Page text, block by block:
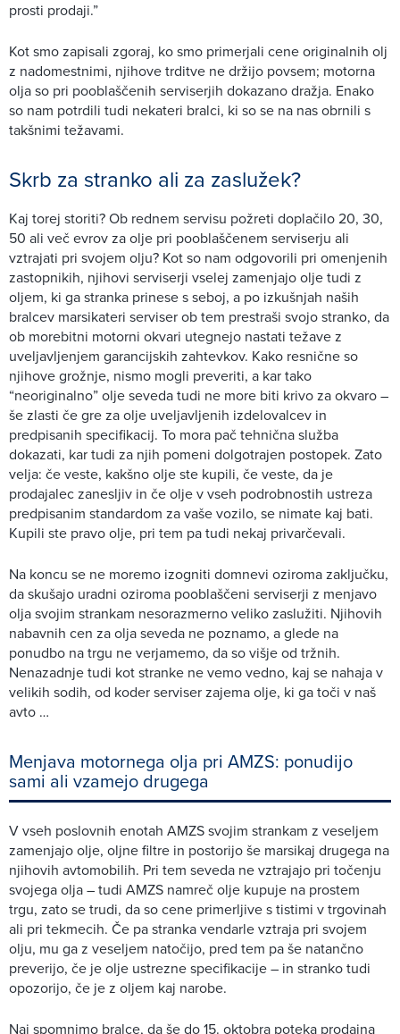
prosti prodaji.”
Kot smo zapisali zgoraj, ko smo primerjali cene originalnih olj
z nadomestnimi, njihove trditve ne držijo povsem; motorna
olja so pri pooblaščenih serviserjih dokazano dražja. Enako
so nam potrdili tudi nekateri bralci, ki so se na nas obrnili s
takšnimi težavami.
Skrb za stranko ali za zaslužek?
Kaj torej storiti? Ob rednem servisu požreti doplačilo 20, 30,
50 ali več evrov za olje pri pooblaščenem serviserju ali
vztrajati pri svojem olju? Kot so nam odgovorili pri omenjenih
zastopnikih, njihovi serviserji vselej zamenjajo olje tudi z
oljem, ki ga stranka prinese s seboj, a po izkušnjah naših
bralcev marsikateri serviser ob tem prestraši svojo stranko, da
ob morebitni motorni okvari utegnejo nastati težave z
uveljavljenjem garancijskih zahtevkov. Kako resnične so
njihove grožnje, nismo mogli preveriti, a kar tako
“neoriginalno” olje seveda tudi ne more biti krivo za okvaro –
še zlasti če gre za olje uveljavljenih izdelovalcev in
predpisanih specifikacij. To mora pač tehnična služba
dokazati, kar tudi za njih pomeni dolgotrajen postopek. Zato
velja: če veste, kakšno olje ste kupili, če veste, da je
prodajalec zanesljiv in če olje v vseh podrobnostih ustreza
predpisanim standardom za vaše vozilo, se nimate kaj bati.
Kupili ste pravo olje, pri tem pa tudi nekaj privarčevali.
Na koncu se ne moremo izogniti domnevi oziroma zaključku,
da skušajo uradni oziroma pooblaščeni serviserji z menjavo
olja svojim strankam nesorazmerno veliko zaslužiti. Njihovih
nabavnih cen za olja seveda ne poznamo, a glede na
ponudbo na trgu ne verjamemo, da so višje od tržnih.
Nenazadnje tudi kot stranke ne vemo vedno, kaj se nahaja v
velikih sodih, od koder serviser zajema olje, ki ga toči v naš
avto …
Menjava motornega olja pri AMZS: ponudijo
sami ali vzamejo drugega
V vseh poslovnih enotah AMZS svojim strankam z veseljem
zamenjajo olje, oljne filtre in postorijo še marsikaj drugega na
njihovih avtomobilih. Pri tem seveda ne vztrajajo pri točenju
svojega olja – tudi AMZS namreč olje kupuje na prostem
trgu, zato se trudi, da so cene primerljive s tistimi v trgovinah
ali pri tekmecih. Če pa stranka vendarle vztraja pri svojem
olju, mu ga z veseljem natočijo, pred tem pa še natančno
preverijo, če je olje ustrezne specifikacije – in stranko tudi
opozorijo, če je z oljem kaj narobe.
Naj spomnimo bralce, da še do 15. oktobra poteka prodajna